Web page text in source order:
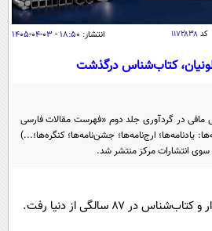
اقتصاد
اقتصادی
جامعه
حوادث
محیط زیست
بین الملل
سیاست خارجی
فرهنگ و هنر
کد ۱۱۷۲۸۳۸ انتشار: ۱۸:۵۰ - ۰۳-۰۴-۱۴۰۵
کتاب‌شناس درگذشت
مافی در گردآوری جلد دوم «فهرست مقالات فارسی
یادنامه‌ها؛ ارج‌نامه‌ها؛ جشن‌نامه‌ها؛ کنگره‌ها؛...)
در ۸۷ سالگی از دنیا رفت.